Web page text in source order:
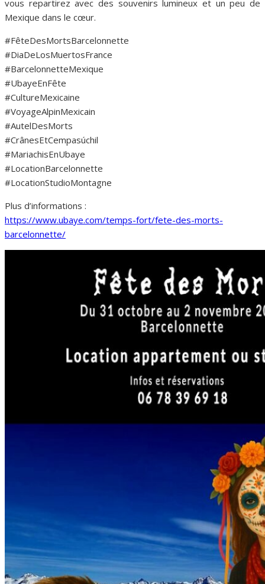
vous repartirez avec des souvenirs lumineux et un peu de
Mexique dans le cœur.
#FêteDesMortsBarcelonnette
#DiaDeLosMuertosFrance
#BarcelonnetteMexique
#UbayeEnFête
#CultureMexicaine
#VoyageAlpinMexicain
#AutelDesMorts
#CrânesEtCempasúchil
#MariachisEnUbaye
#LocationBarcelonnette
#LocationStudioMontagne
Plus d’informations :
https://www.ubaye.com/temps-fort/fete-des-morts-
barcelonnette/